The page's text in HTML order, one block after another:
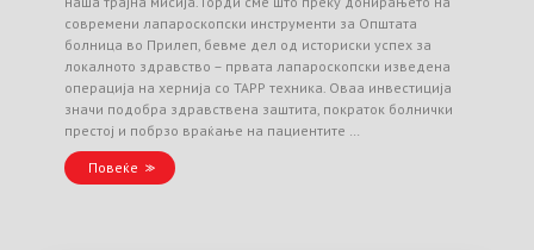
современи лапароскопски инструменти за Општата
болница во Прилеп, бевме дел од историски успех за
локалното здравство – првата лапароскопски изведена
операција на хернија со TAPP техника. Оваа инвестиција
значи подобра здравствена заштита, пократок болнички
престој и побрзо враќање на пациентите …
Повеќе